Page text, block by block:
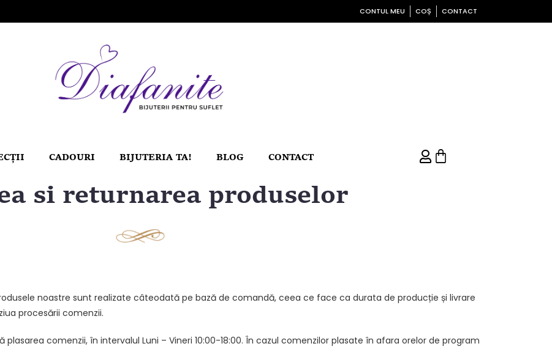
CONTUL MEU COȘ CONTACT
CADOURI BIJUTERIA TA! BLOG CONTACT
si returnarea produselor
noastre sunt realizate câteodată pe bază de comandă, ceea ce face ca durata de producție și livrare
procesării comenzii.
comenzii, în intervalul Luni – Vineri 10:00-18:00. În cazul comenzilor plasate în afara orelor de program